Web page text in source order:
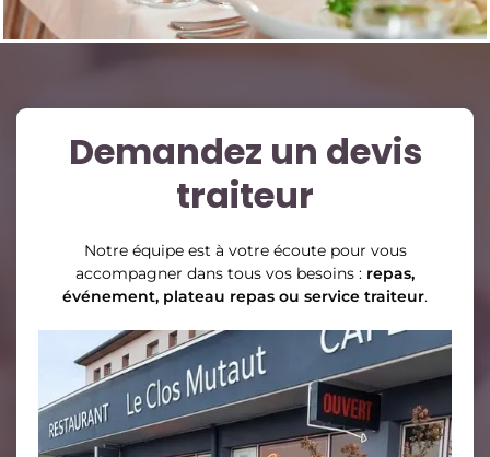
Demandez un devis
traiteur
Notre équipe est à votre écoute pour vous
accompagner dans tous vos besoins : repas,
événement, plateau repas ou service traiteur.